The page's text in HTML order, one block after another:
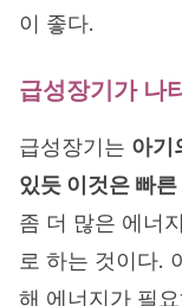
이 좋다.
급성장기가 나
급성장기는 아기
있듯 이것은 빠
좀 더 많은 에너
로 하는 것이다.
해 에너지가 필